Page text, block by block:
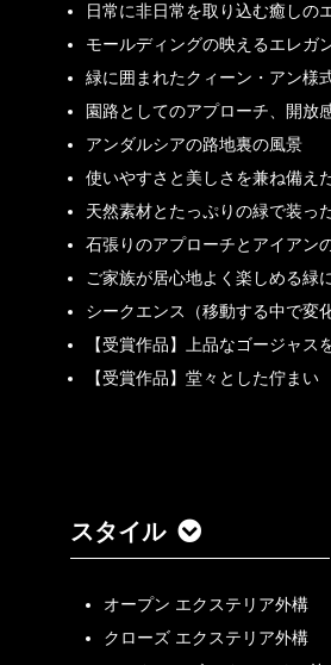
日常に非日常を取り込む癒しの
モールディングの映えるエレガ
緑に囲まれたクィーン・アン様
園路としてのアプローチ、開放
アンダルシアの路地裏の風景
使いやすさと美しさを兼ね備え
天然素材とたっぷりの緑で装っ
石張りのアプローチとアイアン
ご家族が居心地よく楽しめる緑
シークエンス（移動する中で変
【受賞作品】上品なゴージャ
【受賞作品】堂々とした佇まい
スタイル
オープン エクステリア外構
クローズ エクステリア外構